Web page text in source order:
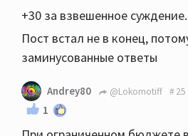
+30 за взвешенное суждение.
Пост встал не в конец,
заминусованные ответы
Andrey80 @Lokomotiff
1